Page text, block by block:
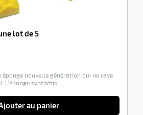
lot de 5
éponge nouvelle génération qui ne raye
L’éponge synthétiq…
au panier